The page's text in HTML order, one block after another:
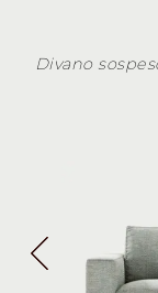
Divano